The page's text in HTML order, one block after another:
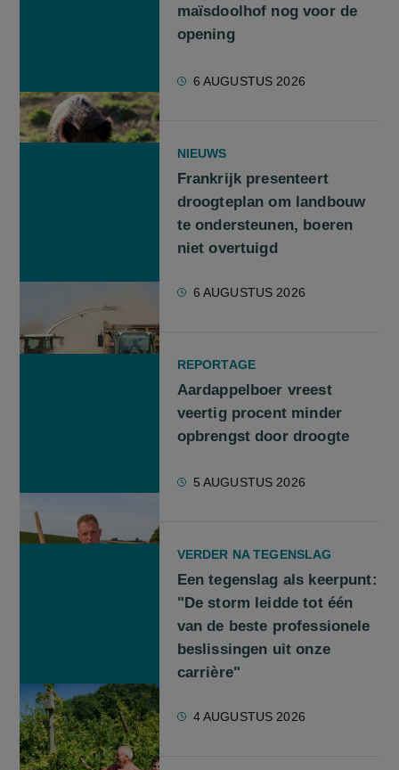
maïsdoolhof nog voor de
opening
6 AUGUSTUS 2026
NIEUWS
Frankrijk presenteert
droogteplan om landbouw
te ondersteunen, boeren
niet overtuigd
6 AUGUSTUS 2026
REPORTAGE
Aardappelboer vreest
veertig procent minder
opbrengst door droogte
5 AUGUSTUS 2026
VERDER NA TEGENSLAG
Een tegenslag als keerpunt:
"De storm leidde tot één
van de beste professionele
beslissingen uit onze
carrière"
4 AUGUSTUS 2026